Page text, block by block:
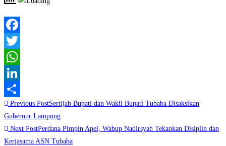
Facebook
Twitter
WhatsApp
LinkedIn
Share
Read
more
articles
Previous PostSertijab Bupati dan Wakil Bupati Tubaba Disaksikan
Gubernur Lampung
Next PostPerdana Pimpin Apel, Wabup Nadirsyah Tekankan Disiplin dan
Kerjasama ASN Tubaba